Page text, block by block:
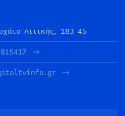
Αττικής, 183 45